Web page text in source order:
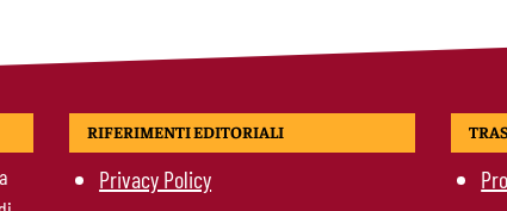
RIFERIMENTI EDITORIALI
Privacy Policy